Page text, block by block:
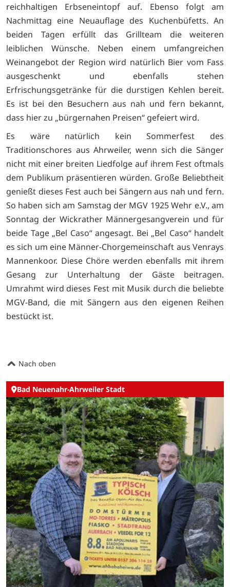
reichhaltigen Erbseneintopf auf. Ebenso folgt am
Nachmittag eine Neuauflage des Kuchenbüfetts. An
beiden Tagen erfüllt das Grillteam die weiteren
leiblichen Wünsche. Neben einem umfangreichen
Weinangebot der Region wird natürlich Bier vom Fass
ausgeschenkt und ebenfalls stehen
Erfrischungsgetränke für die durstigen Kehlen bereit.
Es ist bei den Besuchern aus nah und fern bekannt,
dass hier zu „bürgernahen Preisen“ gefeiert wird.
Es wäre natürlich kein Sommerfest des
Traditionschores aus Ahrweiler, wenn sich die Sänger
nicht mit einer breiten Liedfolge auf ihrem Fest oftmals
dem Publikum präsentieren würden. Große Beliebtheit
genießt dieses Fest auch bei Sängern aus nah und fern.
So haben sich am Samstag der MGV 1925 Wehr e.V., am
Sonntag der Wickrather Männergesangverein und für
beide Tage „Bel Caso“ angesagt. Bei „Bel Caso“ handelt
es sich um eine Männer-Chorgemeinschaft aus Venrays
Mannenkoor. Diese Chöre werden ebenfalls mit ihrem
Gesang zur Unterhaltung der Gäste beitragen.
Umrahmt wird dieses Fest mit Musik durch die beliebte
MGV-Band, die mit Sängern aus den eigenen Reihen
bestückt ist.
Nach oben
Bad Neuenahr-Ahrweiler Stadt